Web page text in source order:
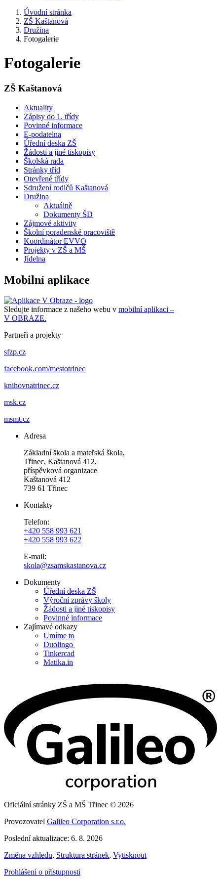
Úvodní stránka
ZŠ Kaštanová
Družina
Fotogalerie
Fotogalerie
ZŠ Kaštanová
Aktuality
Zápisy do 1. třídy
Povinné informace
E-podatelna
Úřední deska ZŠ
Žádosti a jiné tiskopisy
Školská rada
Stránky tříd
Otevřené třídy
Sdružení rodičů Kaštanová
Družina
Aktuálně
Dokumenty ŠD
Zájmové aktivity
Školní poradenské pracoviště
Koordinátor EVVO
Projekty v ZŠ a MŠ
Jídelna
Mobilní aplikace
Sledujte informace z našeho webu v mobilní aplikaci –
V OBRAZE.
Partneři a projekty
sfzp.cz
facebook.com/mestotrinec
knihovnatrinec.cz
msk.cz
msmt.cz
Adresa
Základní škola a mateřská škola,
Třinec, Kaštanová 412,
příspěvková organizace
Kaštanová 412
739 61 Třinec
Kontakty
Telefon:
+420 558 993 621
+420 558 993 622
E-mail:
skola@zsamskastanova.cz
Dokumenty
Úřední deska ZŠ
Výroční zprávy školy
Žádosti a jiné tiskopisy
Povinné informace
Zajímavé odkazy
Umíme to
Duolingo
Tinkercad
Matika.in
Oficiální stránky ZŠ a MŠ Třinec © 2026
Provozovatel Galileo Corporation s.r.o.
Poslední aktualizace: 6. 8. 2026
Změna vzhledu, Struktura stránek, Vytisknout
Prohlášení o přístupnosti